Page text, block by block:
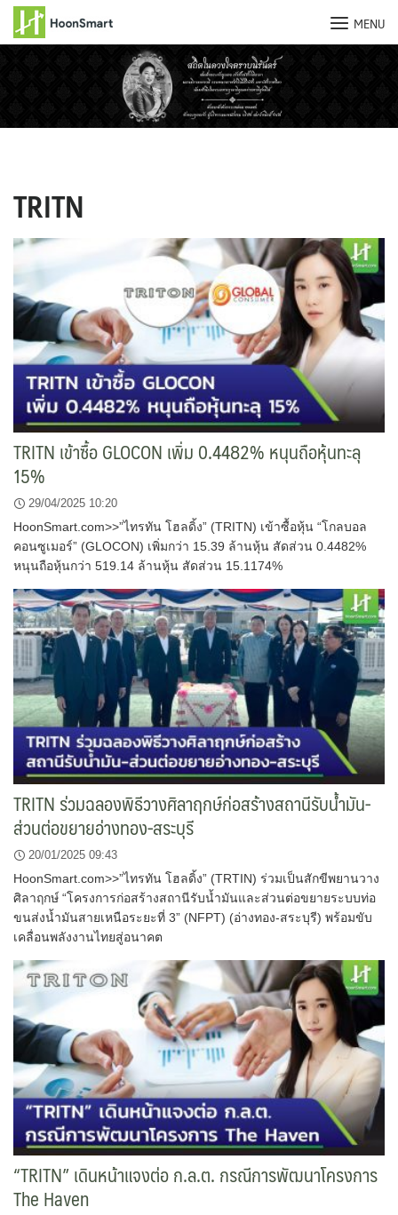
MENU
TRITN
TRITN เข้าซื้อ GLOCON เพิ่ม 0.4482% หนุนถือหุ้นทะลุ
15%
29/04/2025 10:20
HoonSmart.com>>”ไทรทัน โฮลดิ้ง” (TRITN) เข้าซื้อหุ้น “โกลบอล
คอนซูเมอร์” (GLOCON) เพิ่มกว่า 15.39 ล้านหุ้น สัดส่วน 0.4482%
หนุนถือหุ้นกว่า 519.14 ล้านหุ้น สัดส่วน 15.1174%
TRITN ร่วมฉลองพิธีวางศิลาฤกษ์ก่อสร้างสถานีรับน้ำมัน-
ส่วนต่อขยายอ่างทอง-สระบุรี
20/01/2025 09:43
HoonSmart.com>>”ไทรทัน โฮลดิ้ง” (TRTIN) ร่วมเป็นสักขีพยานวาง
ศิลาฤกษ์ “โครงการก่อสร้างสถานีรับน้ำมันและส่วนต่อขยายระบบท่อ
ขนส่งน้ำมันสายเหนือระยะที่ 3” (NFPT) (อ่างทอง-สระบุรี) พร้อมขับ
เคลื่อนพลังงานไทยสู่อนาคต
“TRITN” เดินหน้าแจงต่อ ก.ล.ต. กรณีการพัฒนาโครงการ
The Haven